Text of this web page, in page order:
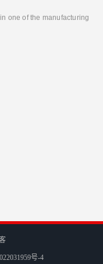
one of the manufacturing
号-4